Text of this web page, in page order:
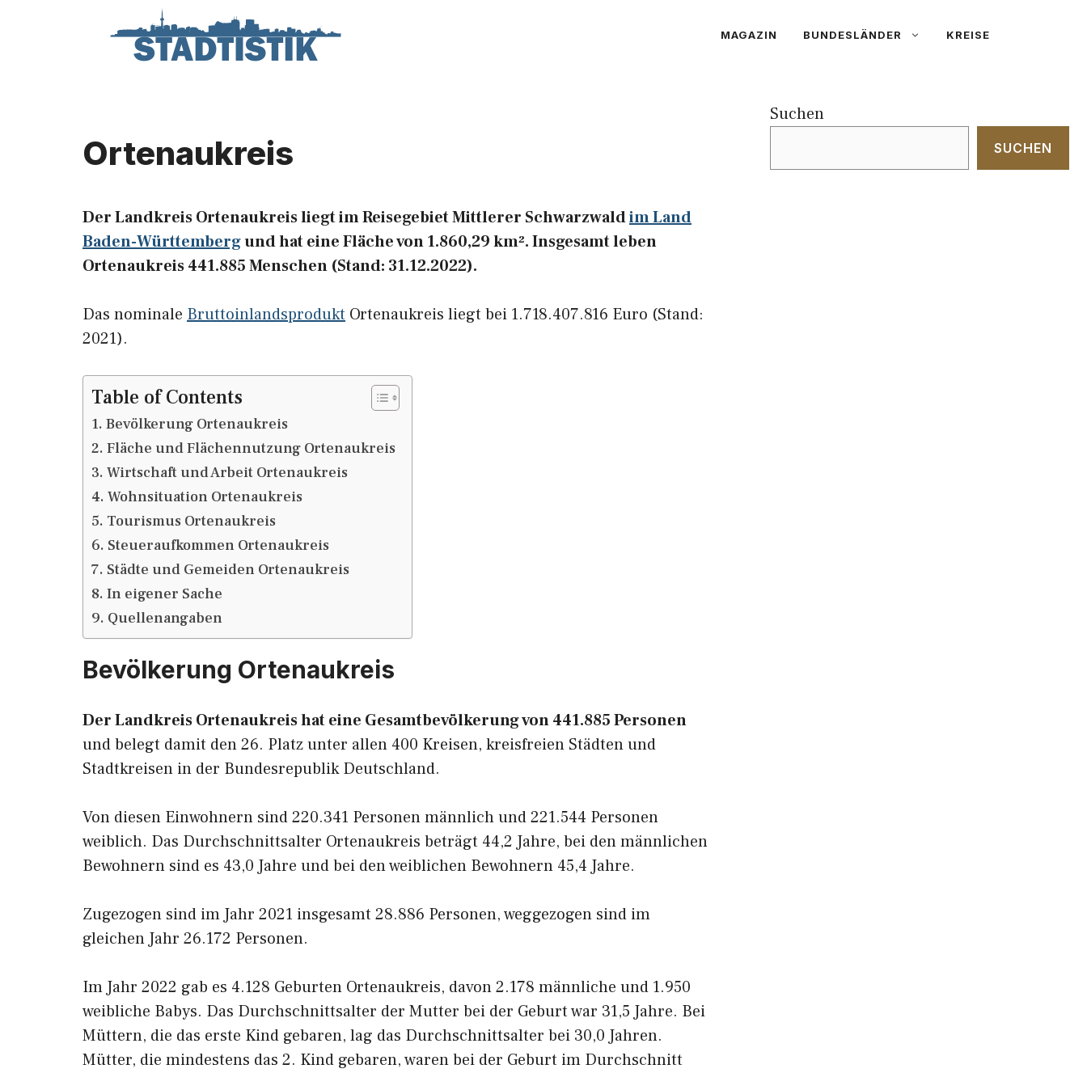
MAGAZIN BUNDESLÄNDER KREISE
Ortenaukreis
Der Landkreis Ortenaukreis liegt im Reisegebiet Mittlerer Schwarzwaldim Land
Baden-Württembergund hat eine Fläche von 1.860,29 km². Insgesamt leben
Ortenaukreis 441.885 Menschen (Stand: 31.12.2022).
Das nominale Bruttoinlandsprodukt Ortenaukreis liegt bei 1.718.407.816 Euro (Stand:
2021).
Table of Contents
Bevölkerung Ortenaukreis
Fläche und Flächennutzung Ortenaukreis
Wirtschaft und Arbeit Ortenaukreis
Wohnsituation Ortenaukreis
Tourismus Ortenaukreis
Steueraufkommen Ortenaukreis
Städte und Gemeiden Ortenaukreis
In eigener Sache
Quellenangaben
Bevölkerung Ortenaukreis
Der Landkreis Ortenaukreis hat eine Gesamtbevölkerung von 441.885 Personen
und belegt damit den 26. Platz unter allen 400 Kreisen, kreisfreien Städten und
Stadtkreisen in der Bundesrepublik Deutschland.
Von diesen Einwohnern sind 220.341 Personen männlich und 221.544 Personen
weiblich. Das Durchschnittsalter Ortenaukreis beträgt 44,2 Jahre, bei den männlichen
Bewohnern sind es 43,0 Jahre und bei den weiblichen Bewohnern 45,4 Jahre.
Zugezogen sind im Jahr 2021 insgesamt 28.886 Personen, weggezogen sind im
gleichen Jahr 26.172 Personen.
Im Jahr 2022 gab es 4.128 Geburten Ortenaukreis, davon 2.178 männliche und 1.950
weibliche Babys. Das Durchschnittsalter der Mutter bei der Geburt war 31,5 Jahre. Bei
Müttern, die das erste Kind gebaren, lag das Durchschnittsalter bei 30,0 Jahren.
Mütter, die mindestens das 2. Kind gebaren, waren bei der Geburt im Durchschnitt
Suchen
SUCHEN